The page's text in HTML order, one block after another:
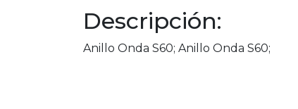
Descripción:
Anillo Onda S60; Anillo Onda S60;